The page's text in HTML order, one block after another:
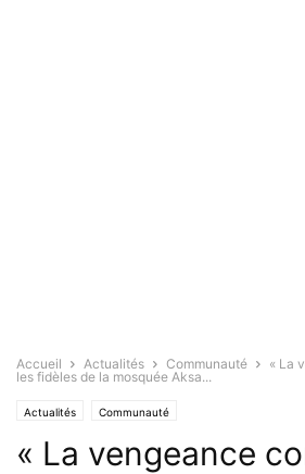
Accueil Actualités Communauté
« La
les fidèles de la mosquée Aksa...
Actualités Communauté
« La vengeance